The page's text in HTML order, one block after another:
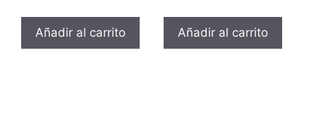
Añadir al carrito Añadir al carrito